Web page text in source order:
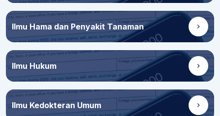
Ilmu Hama dan Penyakit Tanaman
Ilmu Hukum
Ilmu Kedokteran Umum